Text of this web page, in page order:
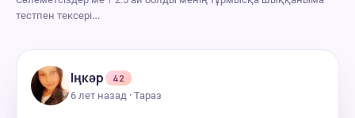
тестпен тексері…
Іңкәр
42
6 лет назад · Тараз